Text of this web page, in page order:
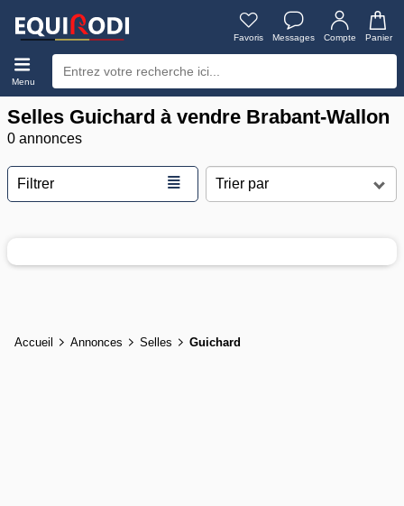
Favoris Messages Compte Panier
Menu
Selles Guichard à vendre Brabant-Wallon
0 annonces
Filtrer ≣
Accueil Annonces Selles Guichard